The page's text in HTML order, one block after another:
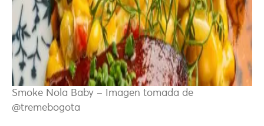
Smoke Nola Baby – Imagen tomada de
@tremebogota